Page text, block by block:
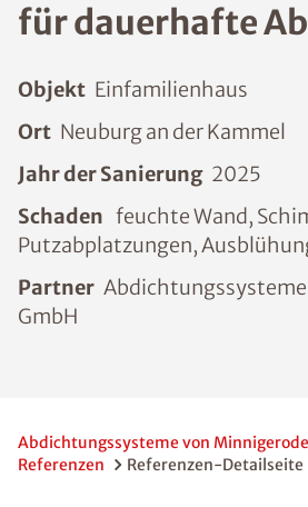
für dauerhafte
Objekt Einfamilienhaus
Ort Neuburg an der Kammel
Jahr der Sanierung 2025
Schaden feuchte Wand,
Putzabplatzungen,
Partner
GmbH
Abdichtungssysteme von
Referenzen
Referenzen-Detailseite